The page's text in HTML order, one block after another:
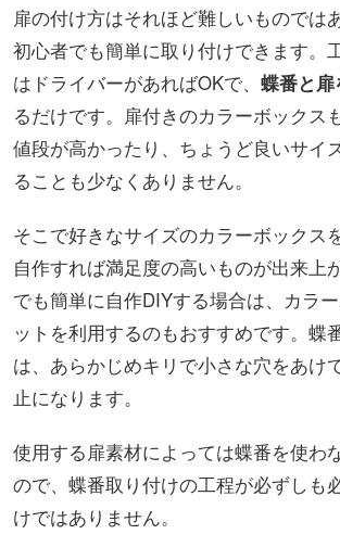
扉の付け方はそれほど難しいものでは
初心者でも簡単に取り付けできます。
はドライバーがあればOKで、 蝶番と
るだけです。扉付きのカラーボックス
値段が高かったり、ちょうど良いサイ
ることも少なくありません。
そこで好きなサイズのカラーボックス
自作すれば満足度の高いものが出来上
でも簡単に自作DIYする場合は、カラ
ットを利用するのもおすすめです。蝶
は、あらかじめキリで小さな穴をあけ
止になります。
使用する扉素材によっては蝶番を使わ
ので、蝶番取り付けの工程が必ずしも
けではありません。